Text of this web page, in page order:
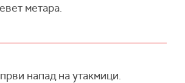
метара.
напад на утакмици.